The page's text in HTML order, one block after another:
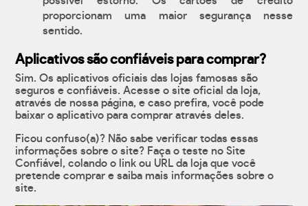
proporcionam uma maior segurança nesse
sentido.
Aplicativos são confiáveis para comprar?
Sim. Os aplicativos oficiais das lojas famosas são
seguros e confiáveis. Acesse o site oficial da loja,
através de nossa página, e caso prefira, você pode
baixar o aplicativo para comprar através deles.
Ficou confuso(a)? Não sabe verificar todas essas
informações sobre o site? Faça o teste no Site
Confiável, colando o link ou URL da loja que você
pretende comprar e saiba mais informações sobre o
site.